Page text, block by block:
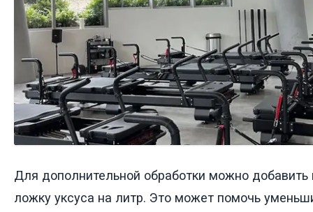
Для дополнительной обработки можно добавить
ложку уксуса на литр. Это может помочь